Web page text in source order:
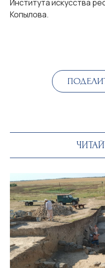
Института искусства
Копылова.